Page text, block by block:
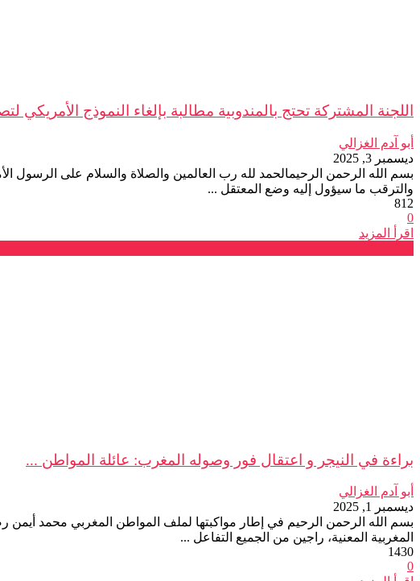
اللجنة المشتركة تحتج بالمندوبية مطالبة بإلغاء النموذج الأمريكي
أبو آدم الغزالي
ديسمبر 3, 2025
بسم الله الرحمن الرحيمالحمد لله رب العالمين والصلاة والسلام على الرسول
والترقب ما سيؤول إليه وضع المعتقل ...
812
0
اقرأ المزيد
براءة في النيجر و اعتقال فور وصوله المغرب: عائلة المواطن ...
أبو آدم الغزالي
ديسمبر 1, 2025
بسم الله الرحمن الرحيم في إطار مواكبتها لملف المواطن المغربي محمد أيمن
المغربية المعنية، راجين من الجميع التفاعل ...
1430
0